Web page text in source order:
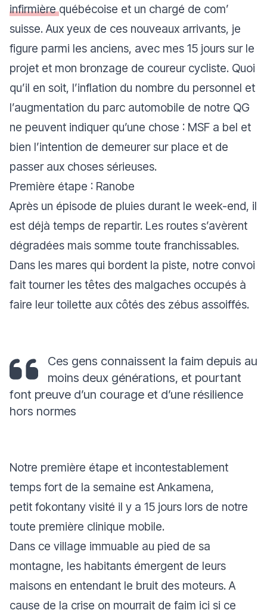
infirmièrequébécoise et un chargé de com’
suisse. Aux yeux de ces nouveaux arrivants, je
figure parmi les anciens, avec mes 15 jours sur le
projet et mon bronzage de coureur cycliste. Quoi
qu’il en soit, l’inflation du nombre du personnel et
l’augmentation du parc automobile de notre QG
ne peuvent indiquer qu’une chose : MSF a bel et
bien l’intention de demeurer sur place et de
passer aux choses sérieuses.
Première étape : Ranobe
Après un épisode de pluies durant le week-end, il
est déjà temps de repartir. Les routes s’avèrent
dégradées mais somme toute franchissables.
Dans les mares qui bordent la piste, notre convoi
fait tourner les têtes des malgaches occupés à
faire leur toilette aux côtés des zébus assoiffés.
Ces gens connaissent la faim depuis au
moins deux générations, et pourtant
font preuve d’un courage et d’une résilience
hors normes
Notre première étape et incontestablement
temps fort de la semaine est Ankamena,
petit fokontany visité il y a 15 jours lors de notre
toute première clinique mobile.
Dans ce village immuable au pied de sa
montagne, les habitants émergent de leurs
maisons en entendant le bruit des moteurs. A
cause de la crise on mourrait de faim ici si ce